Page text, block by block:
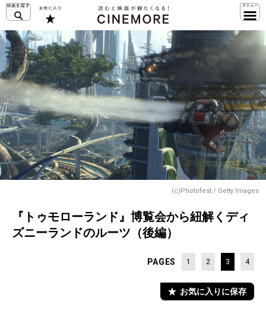
(c)Photofest / Getty Images
『トゥモローランド』博覧会から紐解くディ
ズニーランドのルーツ（後編）
PAGES 1 2 3 4
お気に入りに保存